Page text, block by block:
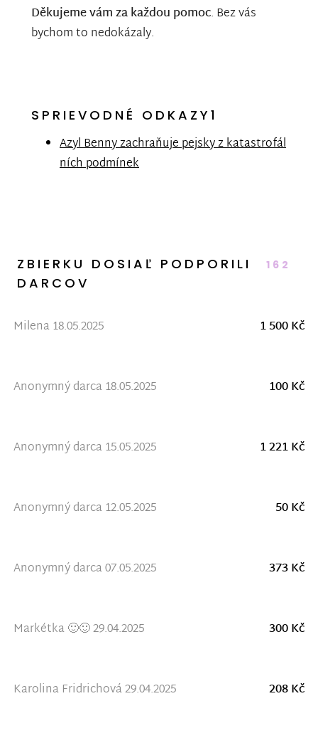
Děkujeme vám za každou pomoc. Bez vás
bychom to nedokázaly.
SPRIEVODNÉ ODKAZY1
Azyl Benny zachraňuje pejsky z katastrofál
ních podmínek
ZBIERKU DOSIAĽ PODPORILI 162
DARCOV
Milena 18.05.2025 1 500 Kč
Anonymný darca 18.05.2025 100 Kč
Anonymný darca 15.05.2025 1 221 Kč
Anonymný darca 12.05.2025 50 Kč
Anonymný darca 07.05.2025 373 Kč
Markétka 🙂🙂 29.04.2025 300 Kč
Karolina Fridrichová 29.04.2025 208 Kč